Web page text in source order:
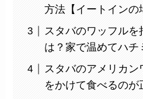
方法【イートインの
スタバのワッフルを
は？家で温めてハチ
スタバのアメリカン
をかけて食べるのが